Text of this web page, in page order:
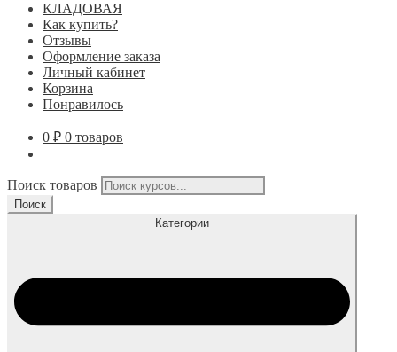
КЛАДОВАЯ
Как купить?
Отзывы
Оформление заказа
Личный кабинет
Корзина
Понравилось
0 ₽ 0 товаров
Поиск товаров
Поиск
Категории